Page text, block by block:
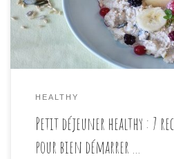
des choix alimentaires sains et
[…]
HEALTHY
Petit déjeuner healthy : 7
pour bien démarrer …